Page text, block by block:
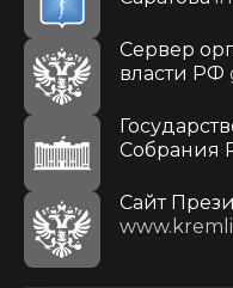
Сервер
власти РФ
Собрания
Cайт